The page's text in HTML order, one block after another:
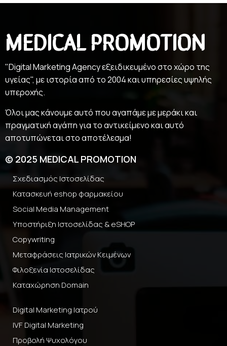
MEDICAL PROMOTION
"Digital Marketing Agency εξειδικευμένο στο χώρο της
υγείας", με ιστορία από το 2004 και υπηρεσίες υψηλής
υπεροχής.
Όλοι μας κάνουμε αυτό που αγαπάμε με μεράκι και
πραγματική αγάπη για το αντικείμενο και αυτό
αποτυπώνεται στο αποτέλεσμα!
© 2025 MEDICAL PROMOTION
Σχεδιασμός Ιστοσελίδας
Κατασκευή eshop φαρμακείου
Social Media Management
Υποστήριξη Ιστοσελίδας & eSHOP
Copywriting
Μεταφράσεις Ιατρικών Κειμένων
Φιλοξενία Ιστοσελίδας
Καταχώρηση Domain
Digital Marketing Ιατρού
IVF Digital Marketing
Προβολή Ψυχολόγου